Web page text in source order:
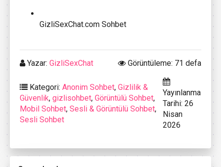
GizliSexChat.com Sohbet
Yazar: GizliSexChat Görüntüleme: 71 defa
Kategori: Anonim Sohbet, Gizlilik &
Güvenlik, gizlisohbet, Görüntülü Sohbet,
Mobil Sohbet, Sesli & Görüntülü Sohbet,
Sesli Sohbet
Yayınlanma
Tarihi: 26
Nisan
2026